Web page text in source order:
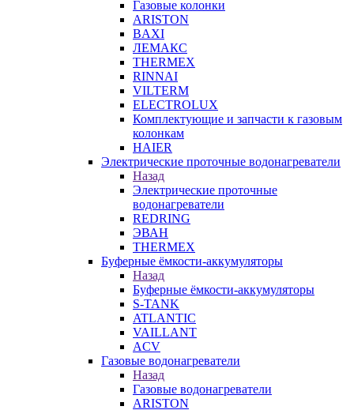
Газовые колонки
ARISTON
BAXI
ЛЕМАКС
THERMEX
RINNAI
VILTERM
ELECTROLUX
Комплектующие и запчасти к газовым
колонкам
HAIER
Электрические проточные водонагреватели
Назад
Электрические проточные
водонагреватели
REDRING
ЭВАН
THERMEX
Буферные ёмкости-аккумуляторы
Назад
Буферные ёмкости-аккумуляторы
S-TANK
ATLANTIC
VAILLANT
ACV
Газовые водонагреватели
Назад
Газовые водонагреватели
ARISTON